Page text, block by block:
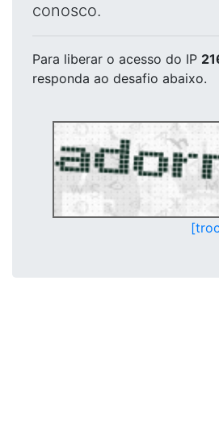
conosco.
Para liberar o acesso do IP
responda ao desafio abaixo.